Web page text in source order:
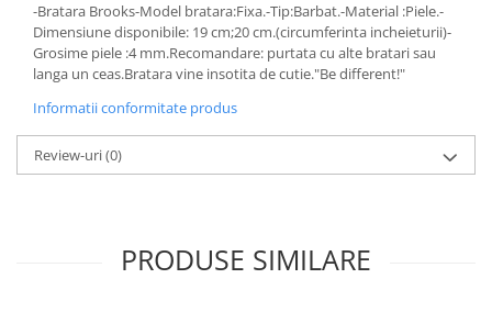
-Bratara Brooks-Model bratara:Fixa.-Tip:Barbat.-Material :Piele.-
Dimensiune disponibile: 19 cm;20 cm.(circumferinta incheieturii)-
Grosime piele :4 mm.Recomandare: purtata cu alte bratari sau
langa un ceas.Bratara vine insotita de cutie."Be different!"
Informatii conformitate produs
Review-uri(0)
PRODUSE SIMILARE